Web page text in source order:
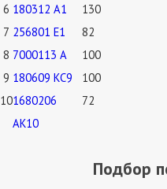
6 180312 А1 130
7 256801 Е1 82
8 7000113 А 100
9 180609 КС9 100
101680206
АК10
72
Подбор